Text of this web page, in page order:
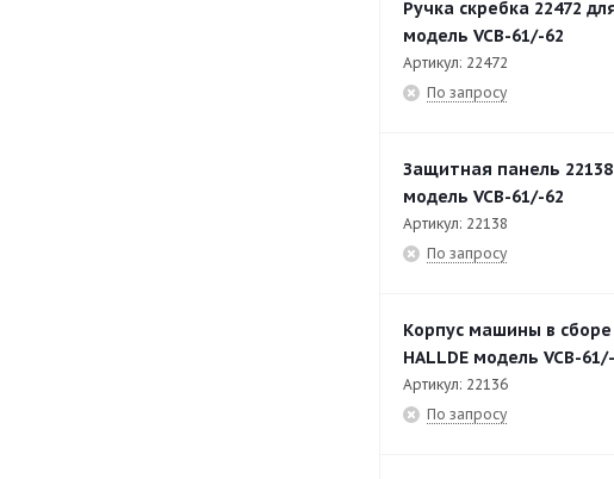
Ручка скребка 22472
модель VCB-61/-62
Артикул: 22472
По запросу
Защитная панель
модель VCB-61/-62
Артикул: 22138
По запросу
Корпус машины в
HALLDE модель VCB-
Артикул: 22136
По запросу